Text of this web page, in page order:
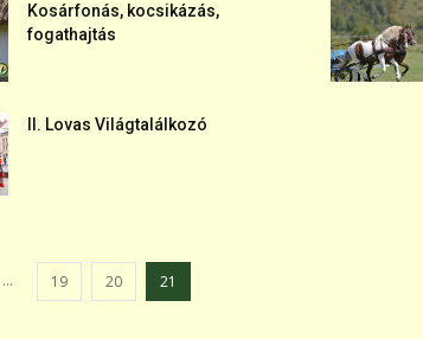
Kosárfonás, kocsikázás,
fogathajtás
II. Lovas Világtalálkozó
... 19 20 21